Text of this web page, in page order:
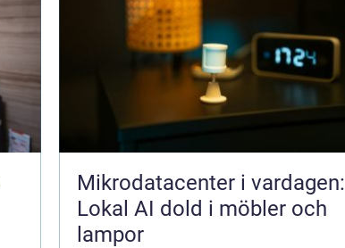
Mikrodatacenter i vardagen:
Lokal AI dold i möbler och
lampor